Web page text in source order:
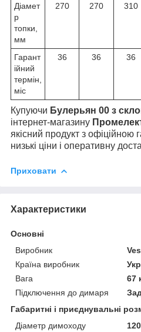
Діамет
р
топки,
мм
270 270 310
Гарант
ійний
термін,
міс
36 36 36
Купуючи Булерьян 00 з
інтернет-магазину
якісний продукт з офіційною
низькі ціни і оперативну
Приховати
Характеристики
Основні
Виробник
Країна виробник
Вага
67
Підключення до димаря
Габаритні і приєднувальні
Діаметр димоходу